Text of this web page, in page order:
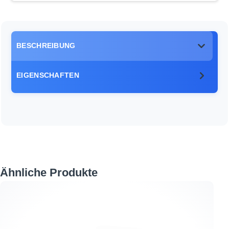
BESCHREIBUNG
EIGENSCHAFTEN
Produktgalerie überspringen
Ähnliche Produkte